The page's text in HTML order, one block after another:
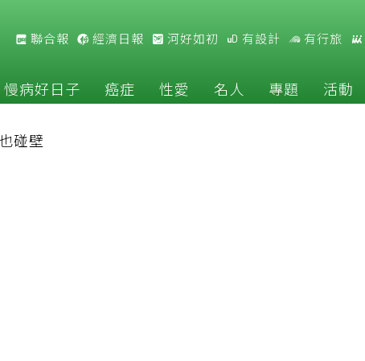
聯合報 經濟日報 河好如初 有設計 有行旅
慢病好日子 癌症 性愛 名人 專題 活動
碰壁